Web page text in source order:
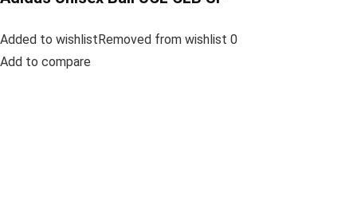
Added to wishlistRemoved from wishlist 0
Add to compare